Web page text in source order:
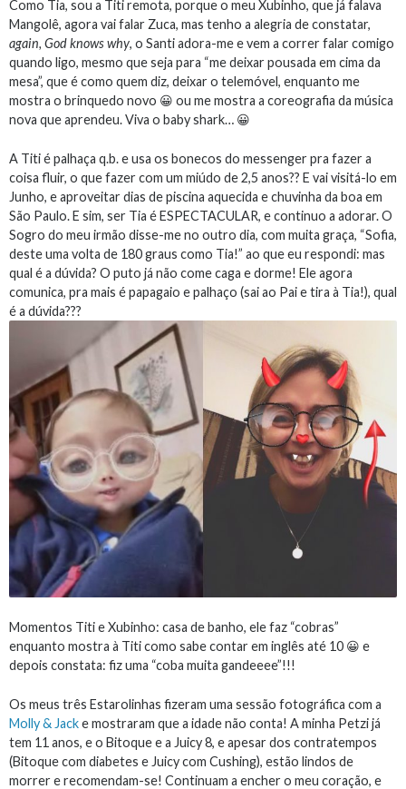
Como Tia, sou a Titi remota, porque o meu Xubinho, que já falava
Mangolê, agora vai falar Zuca, mas tenho a alegria de constatar,
again, God knows why, o Santi adora-me e vem a correr falar comigo
quando ligo, mesmo que seja para “me deixar pousada em cima da
mesa”, que é como quem diz, deixar o telemóvel, enquanto me
mostra o brinquedo novo 😀 ou me mostra a coreografia da música
nova que aprendeu. Viva o baby shark… 😀
A Titi é palhaça q.b. e usa os bonecos do messenger pra fazer a
coisa fluir, o que fazer com um miúdo de 2,5 anos?? E vai visitá-lo em
Junho, e aproveitar dias de piscina aquecida e chuvinha da boa em
São Paulo. E sim, ser Tia é ESPECTACULAR, e continuo a adorar. O
Sogro do meu irmão disse-me no outro dia, com muita graça, “Sofia,
deste uma volta de 180 graus como Tia!” ao que eu respondi: mas
qual é a dúvida? O puto já não come caga e dorme! Ele agora
comunica, pra mais é papagaio e palhaço (sai ao Pai e tira à Tia!), qual
é a dúvida???
Momentos Titi e Xubinho: casa de banho, ele faz “cobras”
enquanto mostra à Titi como sabe contar em inglês até 10 😀 e
depois constata: fiz uma “coba muita gandeeee”!!!
Os meus três Estarolinhas fizeram uma sessão fotográfica com a
Molly & Jacke mostraram que a idade não conta! A minha Petzi já
tem 11 anos, e o Bitoque e a Juicy 8, e apesar dos contratempos
(Bitoque com diabetes e Juicy com Cushing), estão lindos de
morrer e recomendam-se! Continuam a encher o meu coração, e